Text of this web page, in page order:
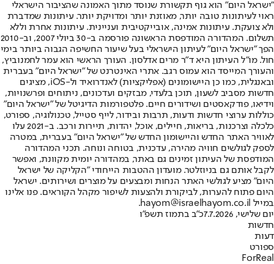
"ישראל היום" הוא גוף תקשורת שנוסד מתוך האמונה שהציבור הישראלי
ראוי לעיתונות טובה יותר, מאוזנת יותר ומדויקת יותר. עיתונות שמדברת
ולא צועקת. עיתונות אמינה, אובייקטיבית ועניינית. עיתונות אחרת וללא
תשלום. המהדורה המודפסת הראשונה פורסמה ב-30 ביולי 2007, וב-2010
הפך "ישראל היום" לעיתון הישראלי בעל שיעור החשיפה הגבוה ביותר בימי
חול. מו"ל העיתון היא ד"ר מרים אדלסון. העורך הראשי הוא עמר לחמנוביץ,
והעורך המייסד הוא עמוס רגב. אתרי האינטרנט של "ישראל היום" בעברית
ובאנגלית, כמו כן היישומונים (אפליקציות) לאנדרואיד ול-iOS, מציגים
חדשות מסביב לשעון, תוכן בלעדי, מבזקים ועדכונים, ניתוחים ופרשנויות,
וידיאו, פודקאסטים ושידורים חיים. פלטפורמות הדיגיטל של "ישראל היום"
כוללות ערוצי חדשות ודעות, תרבות ובידור, לייף סטייל, טכנולוגיה, ספורט,
כלכלה וצרכנות, בריאות, חיילים, אוכל, יהדות, תיירות ורכב. ב-2021 עלו
לאוויר האתר החדש והיישומון החדש של "ישראל היום" בעברית, במטרה
לספק לגולשים חוויה מהירה, עדכנית, בטוחה ונוחה. תכני המהדורה
המודפסת של העיתון זמינים גם באתר, במהדורה יומית מקוונת, ואפשר
לקבל אותם גם בניוזלטר. מועדון ההטבות הייחודי "הקליקה של ישראל
היום" מציע לגולשי האתר הנחות ומבצעים על מוצרים ושירותים. ישראל
היום פתוח להערות, לביקורת ולהצעות לשיפור מקהל הקוראים. פנו אלינו
במייל hayom@israelhayom.co.il.
יום שלישי, 7.7.2026
כ"ב בתמוז תשפ"ו
חדשות
דעות
ספורט
ForReal